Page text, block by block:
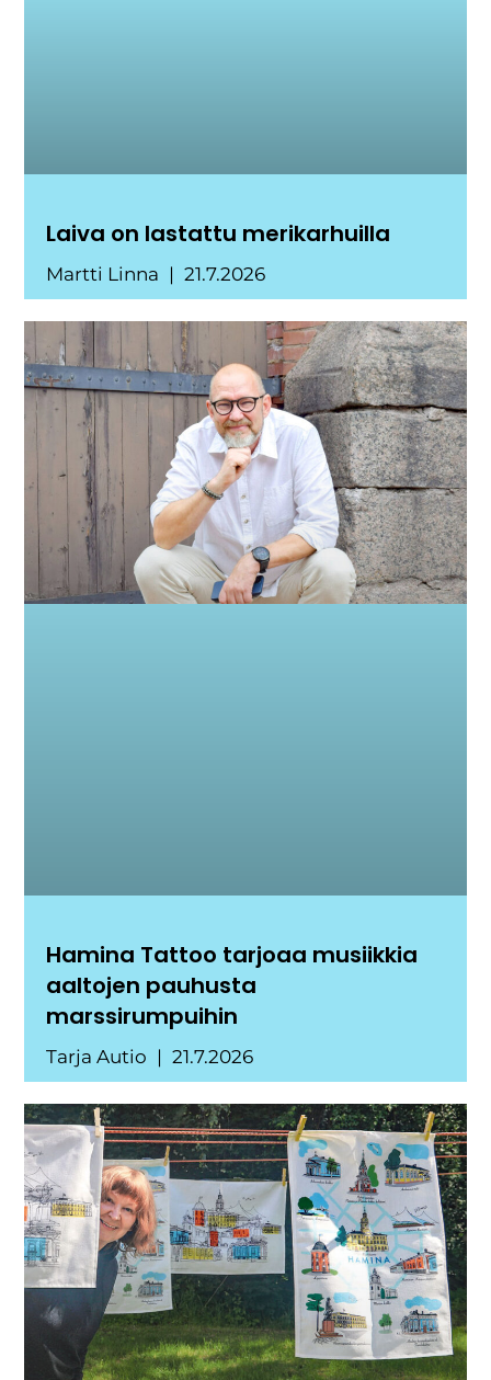
Laiva on lastattu merikarhuilla
Martti Linna 21.7.2026
Hamina Tattoo tarjoaa musiikkia
aaltojen pauhusta
marssirumpuihin
Tarja Autio 21.7.2026